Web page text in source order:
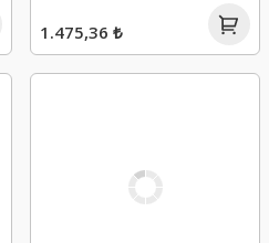
1.475,36 ₺